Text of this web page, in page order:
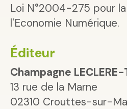
Loi N°2004-275 pour
l'Economie Numérique.
Éditeur
Champagne LECLERE-
13 rue de la Marne
02310 Crouttes-sur-